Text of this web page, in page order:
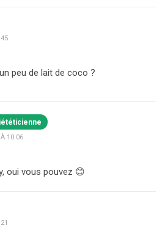
peu de lait de coco ?
À 10:06
oui vous pouvez 😊